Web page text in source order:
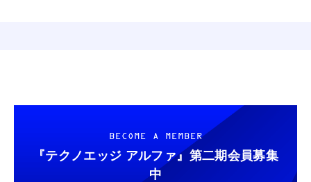
BECOME A MEMBER
『テクノエッジ アルファ』 第二期会員募集
中